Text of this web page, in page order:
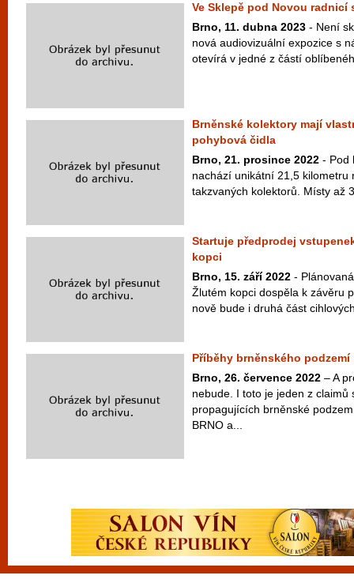
Ve Sklepě pod Novou radnicí
Brno, 11. dubna 2023 - Není
nová audiovizuální expozice s
otevírá v jedné z částí
Brněnské kolektory mají
pohybová čidla
Brno, 21. prosince 2022 - Pod
nachází unikátní 21,5 kilometru
takzvaných kolektorů. Místy až
Startuje předprodej
kopci
Brno, 15. září 2022 -
Žlutém kopci dospěla k závěru
nově bude i druhá část
Příběhy brněnského
Brno, 26. července 2022 – A
nebude. I toto je jeden z claimů
propagujících brněnské
BRNO a...